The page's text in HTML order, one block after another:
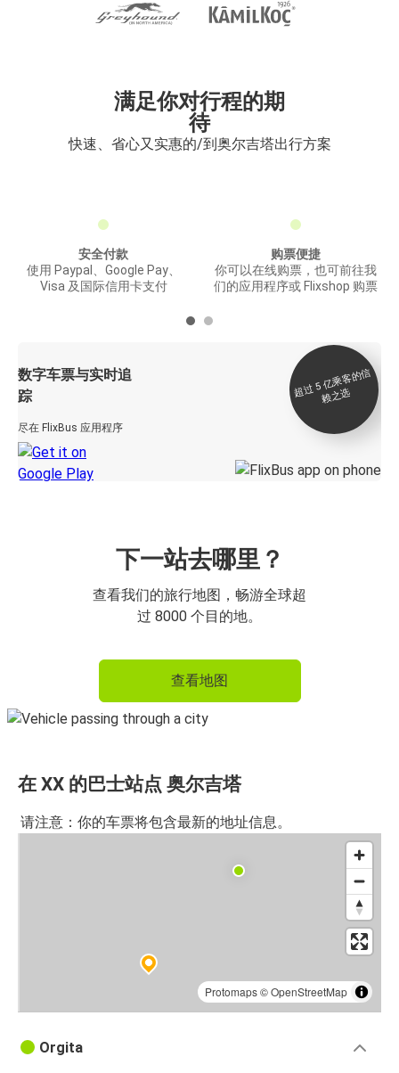
满足你对行程的期
待
快速、省心又实惠的/到奥尔吉塔出行方案
安全付款
使用 Paypal、Google Pay、
Visa 及国际信用卡支付
购票便捷
你可以在线购票，也可前往我
们的应用程序或 Flixshop 购票
数字车票与实时追
踪
尽在 FlixBus 应用程序
超
过 5
亿
乘
客
的
信
赖
之
选
下一站去哪里？
查看我们的旅行地图，畅游全球超
过 8000 个目的地。
查看地图
在 XX 的巴士站点 奥尔吉塔
请注意：你的车票将包含最新的地址信息。
Protomaps©OpenStreetMap
Orgita